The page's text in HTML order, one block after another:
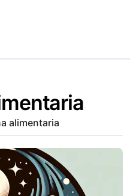
alimentaria